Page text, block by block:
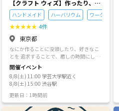
ンド人の祭に参加して身体中カラフルに
包まれたり、 ・瀬戸内海の猫島や兎島
で、🐈や🐇に360度囲まれたり、 ・東京
の世界各国の料理を食べにいくグループ
を作ったり・・・ たとえば国外では〜 ・
南米アタカマの満点の夜空をみんなで見
上げたり、 ・メキシコの様々な世界遺産
でラジオ体操してみたり、 ・ワゴン車チ
ャーターしてスリランカ半周したり、 ・
みんなでエチオピアの火山登ってマグマ
を覗いたり・・・ 目指すは普通では味わ
えないような体験・冒険・発見、 人生の
経験値が、”1” 増えるような企画を目指
してきました。 軽い企画が多い つなゲー
ト ではこんな冒険企画はなかなか難しい
当日だとキャンセル料が発生することに
注意してください。 🔴キャンセルの場合
確認するメッセージが増えてしまうのメ
ッセージでの連絡はお控えください。イ
ベントページのチケット画面の「キャン
セルする場合」というところから手続き
してください。キャンセル手続きなしで
当日こないというのは絶対におやめくだ
さい。キャンセル理由は空白でかまいま
せん。 🔴ポイントバックについて 多くの
イベントでポイントバックによる割引が
大きいほうが作用されます。ポイントバ
ックの作業はイベント終了後、２日以内
【クラフト ウィズ】作ったり、観
たり、食べたり‎🪽
ハンドメイド ハーバリウム ワークショ
★★★★★ 4件
東京都
なにか作ることに没頭したり、好きなこ
とを 追求することで、癒しの時間にして
きたわたくし。 ひとりで作ったりしてて
も何か寂しい…笑 なので、 私の振り幅が
広くなり過ぎた欲張り経験から、、 学生
～社会人まで広くゆるくワークショップ
の企画を始めました🤗✨ 参加される年齢
層は20代の方が多めです！ ワークショッ
プのイベントを通して、お友達も出来た
開催イベント
8/8(土) 11:00 学芸大学駅近く
8/8(土) 15:00 渋谷駅
更新日：1時間前